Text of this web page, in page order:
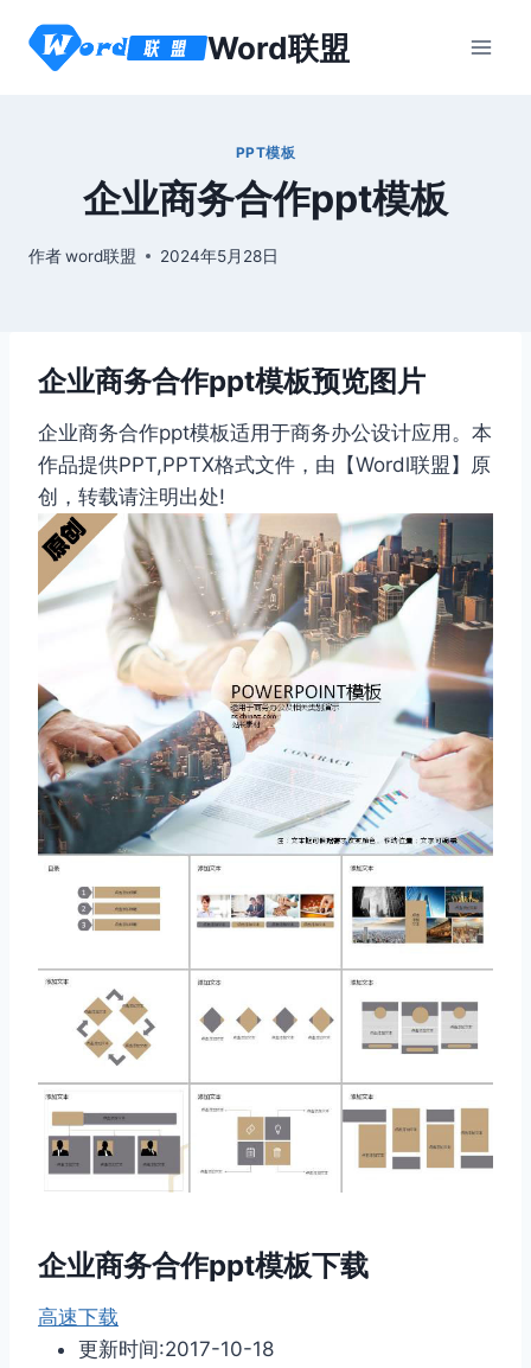
Word联盟
PPT模板
企业商务合作ppt模板
作者word联盟 2024年5月28日
企业商务合作ppt模板预览图片
企业商务合作ppt模板适用于商务办公设计应用。本
作品提供PPT,PPTX格式文件，由【Wordl联盟】原
创，转载请注明出处!
企业商务合作ppt模板下载
高速下载
更新时间:2017-10-18